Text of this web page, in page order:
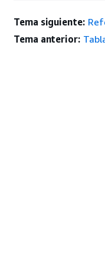
Tema siguiente:
Tema anterior: